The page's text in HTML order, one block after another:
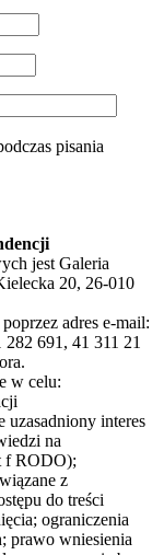
pisania
jest Galeria
20, 26-010
adres e-mail:
691, 41 311 21
w celu:
uzasadniony interes
na
f RODO);
z
do treści
ograniczenia
prawo wniesienia